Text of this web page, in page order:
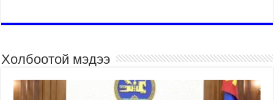
Холбоотой мэдээ